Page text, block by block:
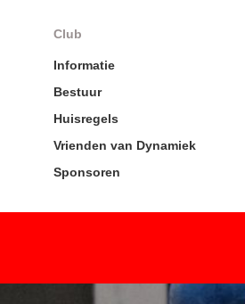
Club
Informatie
Bestuur
Huisregels
Vrienden van Dynamiek
Sponsoren